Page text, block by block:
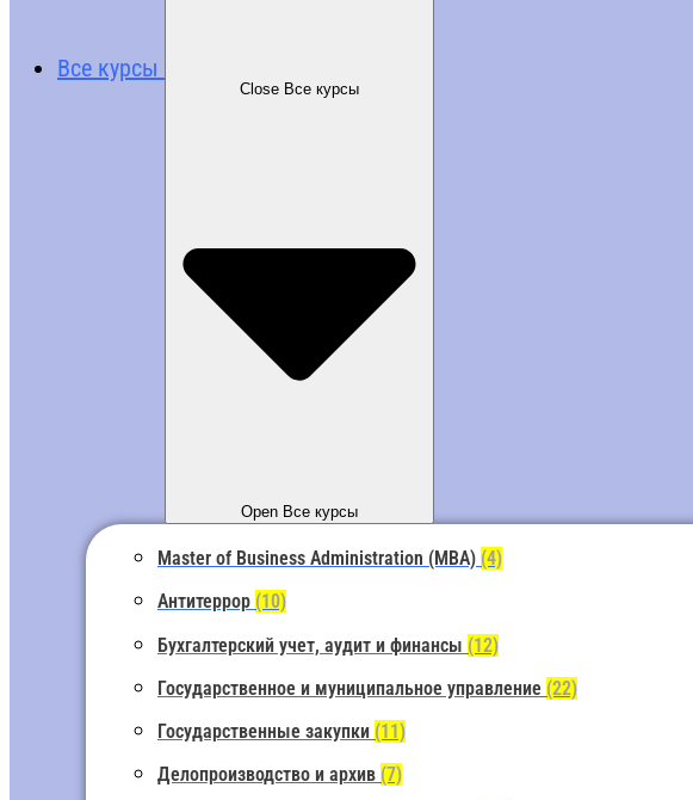
Все курсы
Close Все курсы
Open Все курсы
Master of Business Administration (MBA) (4)
Антитеррор (10)
Бухгалтерский учет, аудит и финансы (12)
Государственное и муниципальное управление (22)
Государственные закупки (11)
Делопроизводство и архив (7)